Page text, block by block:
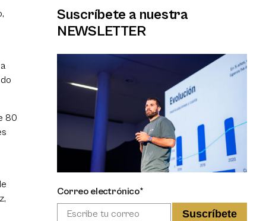
80
Suscríbete a nuestra
NEWSLETTER
Correo electrónico*